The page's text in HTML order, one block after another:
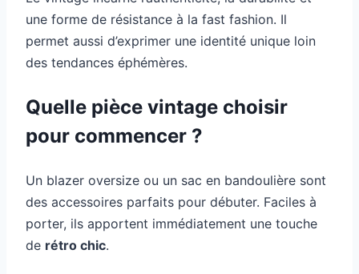
une forme de résistance à la fast fashion. Il
permet aussi d’exprimer une identité unique loin
des tendances éphémères.
Quelle pièce vintage choisir
pour commencer ?
Un blazer oversize ou un sac en bandoulière sont
des accessoires parfaits pour débuter. Faciles à
porter, ils apportent immédiatement une touche
de rétro chic.